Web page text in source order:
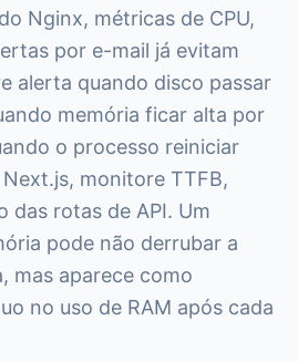
Nginx, métricas de CPU,
por e-mail já evitam
alerta quando disco passar
memória ficar alta por
o processo reiniciar
monitore TTFB,
das rotas de API. Um
pode não derrubar a
mas aparece como
no uso de RAM após cada